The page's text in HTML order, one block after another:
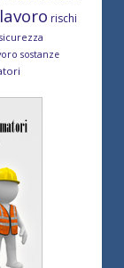
rischi
sicurezza
sostanze